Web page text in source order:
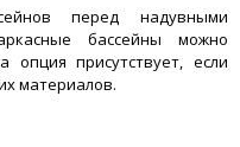
перед надувными
бассейны можно
опция присутствует, если
материалов.